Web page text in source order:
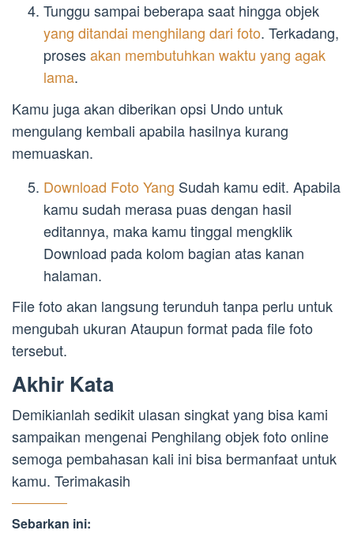
Tunggu sampai beberapa saat hingga objek
yang ditandai menghilang dari foto. Terkadang,
prosesakan membutuhkan waktu yang agak
lama.
Kamu juga akan diberikan opsi Undo untuk
mengulang kembali apabila hasilnya kurang
memuaskan.
Download Foto Yang Sudah kamu edit. Apabila
kamu sudah merasa puas dengan hasil
editannya, maka kamu tinggal mengklik
Download pada kolom bagian atas kanan
halaman.
File foto akan langsung terunduh tanpa perlu untuk
mengubah ukuran Ataupun format pada file foto
tersebut.
Akhir Kata
Demikianlah sedikit ulasan singkat yang bisa kami
sampaikan mengenai Penghilang objek foto online
semoga pembahasan kali ini bisa bermanfaat untuk
kamu. Terimakasih
Sebarkan ini: